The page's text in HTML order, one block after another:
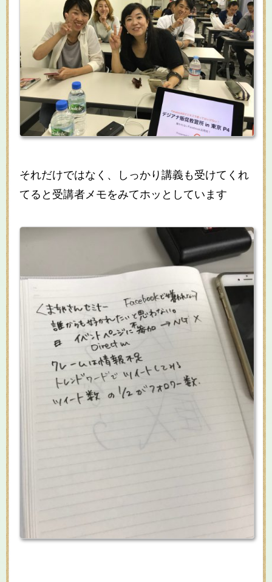
それだけではなく、しっかり講義も受けてくれ
てると受講者メモをみてホッとしています